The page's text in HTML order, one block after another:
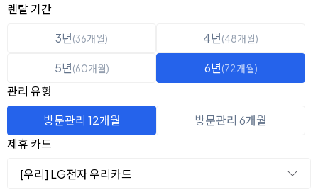
옵션 선택
렌탈 선택
렌탈 기간
3년(36개월) 4년(48개월)
5년(60개월) 6년(72개월)
관리 유형
방문관리 12개월
방문관리 6개월
제휴 카드
[우리] LG전자 우리카드